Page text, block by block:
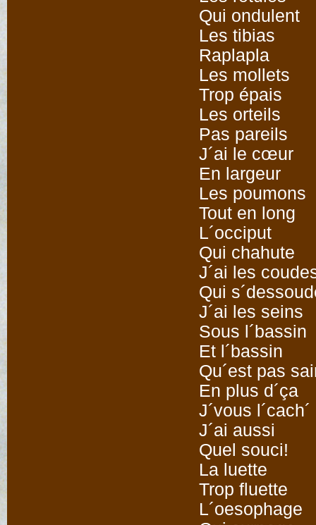
Qui ondulent
Les tibias
Raplapla
Les mollets
Trop épais
Les orteils
Pas pareils
J´ai le cœur
En largeur
Les poumons
Tout en long
L´occiput
Qui chahute
J´ai les
Qui
J´ai les seins
Sous l´bassin
Et l´bassin
Qu´est pas
En plus d´ça
J´vous
J´ai aussi
Quel souci!
La luette
Trop fluette
L´oesophage